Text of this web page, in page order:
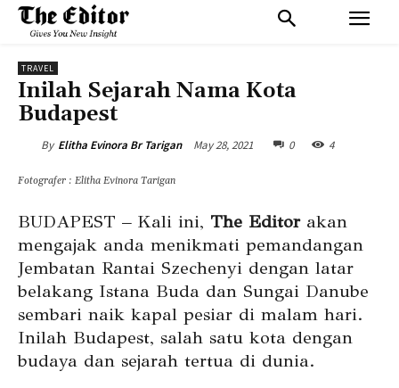
TRAVEL
Inilah Sejarah Nama Kota
Budapest
By Elitha Evinora Br Tarigan May 28, 2021 0 4
Fotografer : Elitha Evinora Tarigan
BUDAPEST – Kali ini, The Editorakan
mengajak anda menikmati pemandangan
Jembatan Rantai Szechenyi dengan latar
belakang Istana Buda dan Sungai Danube
sembari naik kapal pesiar di malam hari.
Inilah Budapest, salah satu kota dengan
budaya dan sejarah tertua di dunia.